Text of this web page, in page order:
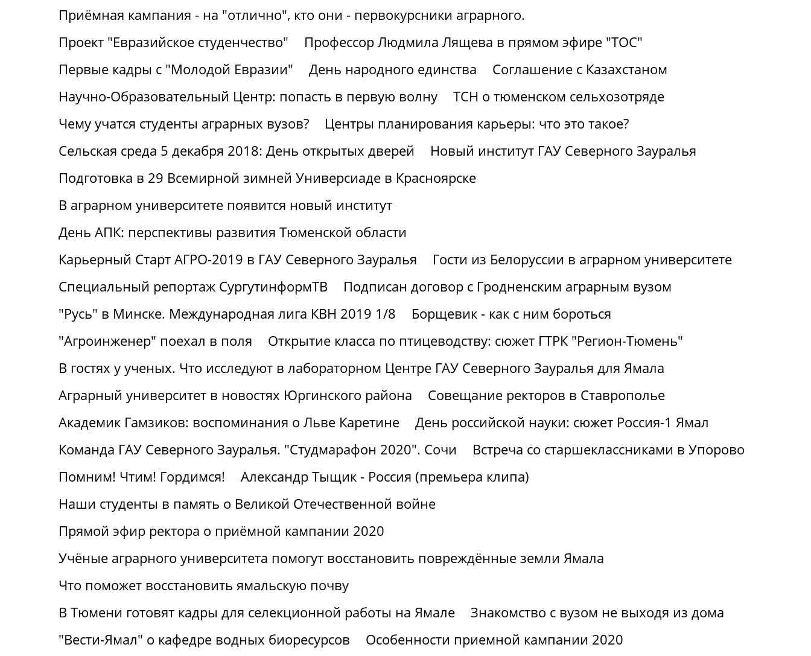
Приёмная кампания - на "отлично", кто они - первокурсники аграрного.
Проект "Евразийское студенчество"
Профессор Людмила Лящева в прямом эфире "ТОС"
Первые кадры с "Молодой Евразии"
День народного единства
Соглашение с Казахстаном
Научно-Образовательный Центр: попасть в первую волну
ТСН о тюменском сельхозотряде
Чему учатся студенты аграрных вузов?
Центры планирования карьеры: что это такое?
Сельская среда 5 декабря 2018: День открытых дверей
Новый институт ГАУ Северного Зауралья
Подготовка в 29 Всемирной зимней Универсиаде в Красноярске
В аграрном университете появится новый институт
День АПК: перспективы развития Тюменской области
Карьерный Старт АГРО-2019 в ГАУ Северного Зауралья
Гости из Белоруссии в аграрном университете
Специальный репортаж СургутинформТВ
Подписан договор с Гродненским аграрным вузом
"Русь" в Минске. Международная лига КВН 2019 1/8
Борщевик - как с ним бороться
"Агроинженер" поехал в поля
Открытие класса по птицеводству: сюжет ГТРК "Регион-Тюмень"
В гостях у ученых. Что исследуют в лабораторном Центре ГАУ Северного Зауралья для Ямала
Аграрный университет в новостях Юргинского района
Совещание ректоров в Ставрополье
Академик Гамзиков: воспоминания о Льве Каретине
День российской науки: сюжет Россия-1 Ямал
Команда ГАУ Северного Зауралья. "Студмарафон 2020". Сочи
Встреча со старшеклассниками в Упорово
Помним! Чтим! Гордимся!
Александр Тыщик - Россия (премьера клипа)
Наши студенты в память о Великой Отечественной войне
Прямой эфир ректора о приёмной кампании 2020
Учёные аграрного университета помогут восстановить повреждённые земли Ямала
Что поможет восстановить ямальскую почву
В Тюмени готовят кадры для селекционной работы на Ямале
Знакомство с вузом не выходя из дома
"Вести-Ямал" о кафедре водных биоресурсов
Особенности приемной кампании 2020